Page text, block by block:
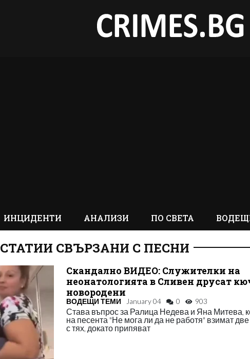
ИНЦИДЕНТИ АНАЛИЗИ ПО СВЕТА
СТАТИИ СВЪРЗАНИ С ПЕСНИ
Скандално ВИДЕО: Служителки на
неонатологията в Сливен друсат
новородени
ВОДЕЩИ ТЕМИ January 04 0 903
Става въпрос за Ралица Недева и Яна Митева,
на песента "Не мога ли да не работя" взимат две
с тях, докато припяват